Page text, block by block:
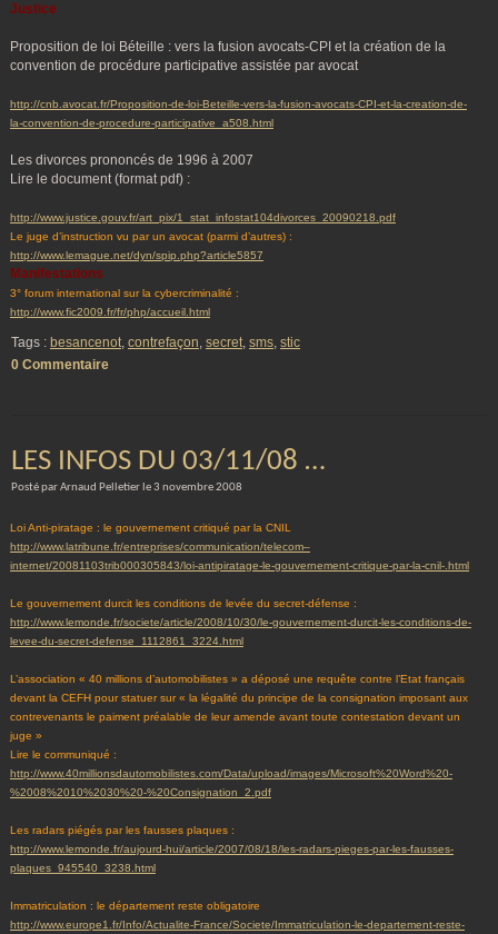
Justice
Proposition de loi Béteille : vers la fusion avocats-CPI et la création de la
convention de procédure participative assistée par avocat
http://cnb.avocat.fr/Proposition-de-loi-Beteille-vers-la-fusion-avocats-CPI-et-la-creation-de-
la-convention-de-procedure-participative_a508.html
Les divorces prononcés de 1996 à 2007
Lire le document (format pdf) :
http://www.justice.gouv.fr/art_pix/1_stat_infostat104divorces_20090218.pdf
Le juge d’instruction vu par un avocat (parmi d’autres) :
http://www.lemague.net/dyn/spip.php?article5857
Manifestations
3° forum international sur la cybercriminalité :
http://www.fic2009.fr/fr/php/accueil.html
Tags : besancenot, contrefaçon, secret, sms, stic
0 Commentaire
LES INFOS DU 03/11/08 …
Posté par Arnaud Pelletier le 3 novembre 2008
Loi Anti-piratage : le gouvernement critiqué par la CNIL
http://www.latribune.fr/entreprises/communication/telecom–
internet/20081103trib000305843/loi-antipiratage-le-gouvernement-critique-par-la-cnil-.html
Le gouvernement durcit les conditions de levée du secret-défense :
http://www.lemonde.fr/societe/article/2008/10/30/le-gouvernement-durcit-les-conditions-de-
levee-du-secret-defense_1112861_3224.html
L’association « 40 millions d’automobilistes » a déposé une requête contre l’Etat français
devant la CEFH pour statuer sur « la légalité du principe de la consignation imposant aux
contrevenants le paiment préalable de leur amende avant toute contestation devant un
juge »
Lire le communiqué :
http://www.40millionsdautomobilistes.com/Data/upload/images/Microsoft%20Word%20-
%2008%2010%2030%20-%20Consignation_2.pdf
Les radars piégés par les fausses plaques :
http://www.lemonde.fr/aujourd-hui/article/2007/08/18/les-radars-pieges-par-les-fausses-
plaques_945540_3238.html
Immatriculation : le département reste obligatoire
http://www.europe1.fr/Info/Actualite-France/Societe/Immatriculation-le-departement-reste-